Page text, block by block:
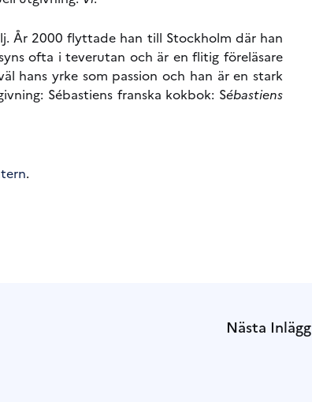
År 2000 flyttade han till Stockholm där han
ofta i teverutan och är en flitig föreläsare
hans yrke som passion och han är en stark
Sébastiens franska kokbok: Sébastiens
.
Nästa Inlägg